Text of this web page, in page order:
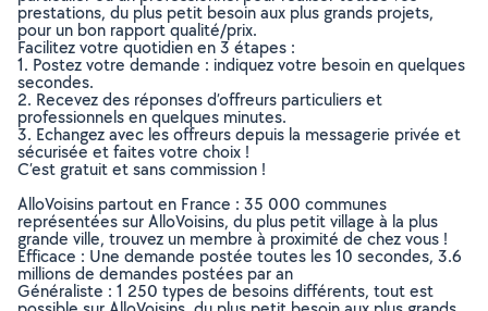
prestations, du plus petit besoin aux plus grands projets,
pour un bon rapport qualité/prix.
Facilitez votre quotidien en 3 étapes :
1. Postez votre demande : indiquez votre besoin en quelques
secondes.
2. Recevez des réponses d’offreurs particuliers et
professionnels en quelques minutes.
3. Echangez avec les offreurs depuis la messagerie privée et
sécurisée et faites votre choix !
C’est gratuit et sans commission !
AlloVoisins partout en France : 35 000 communes
représentées sur AlloVoisins, du plus petit village à la plus
grande ville, trouvez un membre à proximité de chez vous !
Efficace : Une demande postée toutes les 10 secondes, 3.6
millions de demandes postées par an
Généraliste : 1 250 types de besoins différents, tout est